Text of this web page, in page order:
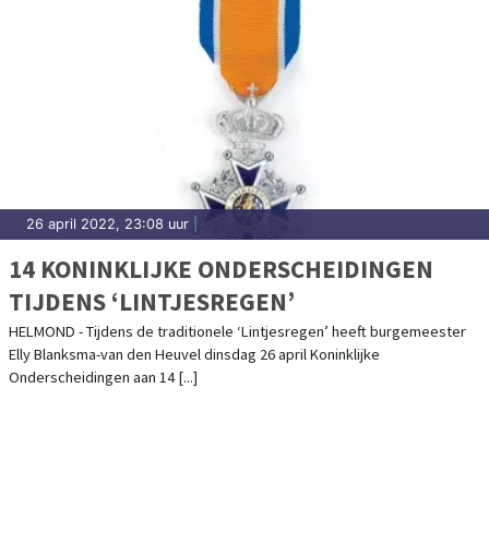
26 april 2022, 23:08 uur
14 KONINKLIJKE ONDERSCHEIDINGEN
TIJDENS ‘LINTJESREGEN’
HELMOND - Tijdens de traditionele ‘Lintjesregen’ heeft burgemeester
Elly Blanksma-van den Heuvel dinsdag 26 april Koninklijke
Onderscheidingen aan 14 [...]